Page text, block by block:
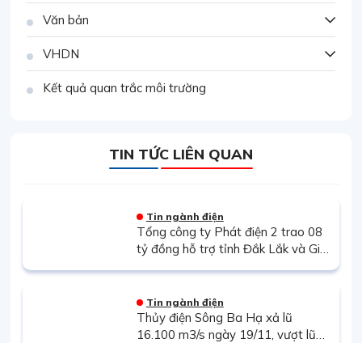
Văn bản
VHDN
Kết quả quan trắc môi trường
TIN TỨC LIÊN QUAN
Tin ngành điện
Tổng công ty Phát điện 2 trao 08
tỷ đồng hỗ trợ tỉnh Đắk Lắk và Gia
Tin ngành điện
Thủy điện Sông Ba Hạ xả lũ
16.100 m3/s ngày 19/11, vượt lũ